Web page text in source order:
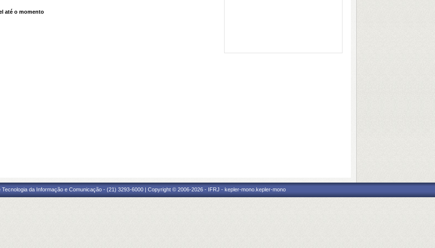
até o momento
Tecnologia da Informação e Comunicação - (21) 3293-6000 | Copyright © 2006-2026 - IFRJ - kepler-mono.kepler-mono